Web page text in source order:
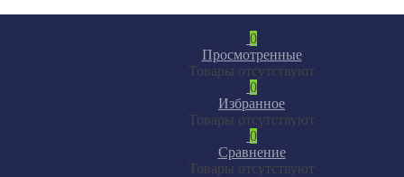
0
Просмотренные
Товары отсутствуют
0
Избранное
Товары отсутствуют
0
Сравнение
Товары отсутствуют